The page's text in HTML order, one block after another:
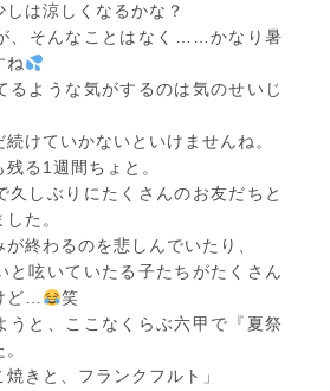
は涼しくなるかな？
、そんなことはなく……かなり暑
ね
るような気がするのは気のせいじ
けていかないといけませんね。
る1週間ちょと。
久しぶりにたくさんのお友だちと
た。
終わるのを悲しんでいたり、
と呟いていたる子たちがたくさん
ど…
笑
うと、ここなくらぶ六甲で『夏祭
焼きと、フランクフルト」